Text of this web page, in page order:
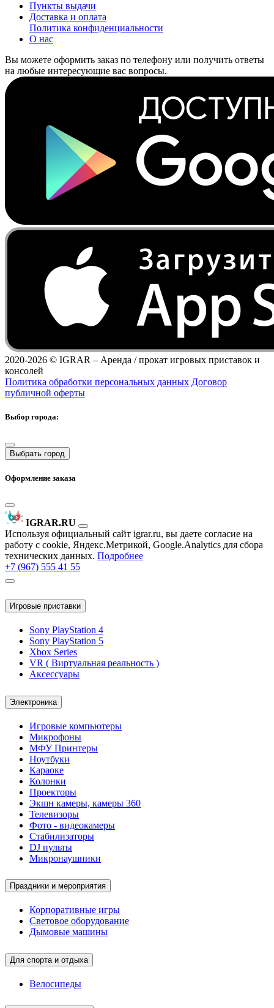
Пункты выдачи
Доставка и оплата
Политика конфиденциальности
О нас
Вы можете оформить заказ по телефону или получить ответы
на любые интересующие вас вопросы.
2020-2026 © IGRAR – Аренда / прокат игровых приставок и
консолей
Политика обработки персональных данных Договор
публичной оферты
Выбор города:
Выбрать город
Оформление заказа
IGRAR.RU
Используя официальный сайт igrar.ru, вы даете согласие на
работу с cookie, Яндекс.Метрикой, Google.Analytics для сбора
технических данных. Подробнее
+7 (967) 555 41 55
Игровые приставки
Sony PlayStation 4
Sony PlayStation 5
Xbox Series
VR ( Виртуальная реальность )
Аксессуары
Электроника
Игровые компьютеры
Микрофоны
МФУ Принтеры
Ноутбуки
Караоке
Колонки
Проекторы
Экшн камеры, камеры 360
Телевизоры
Фото - видеокамеры
Стабилизаторы
DJ пульты
Микронаушники
Праздники и мероприятия
Корпоративные игры
Световое оборудование
Дымовые машины
Для спорта и отдыха
Велосипеды